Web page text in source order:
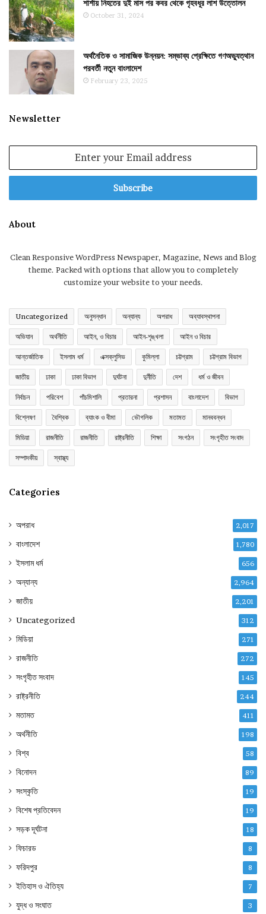
শার্শায় নিহতের দুই মাস পর কবর থেকে গৃহবধূর লাশ উত্তোলন
October 31, 2024
অর্থনৈতিক ও সামাজিক উন্নয়ন: সম্ভাব্য প্রেক্ষিতে গণঅভ্যুত্থান
পরবর্তী নতুন বাংলাদেশ
February 23, 2025
Newsletter
Email
About
Clean Responsive WordPress Newspaper, Magazine, News and Blog
theme. Packed with options that allow you to completely
customize your website to your needs.
Uncategorized অনুসন্ধান অন্যান্য অপরাধ অব্যাবস্থাপনা
অভিযান অর্থনীতি আইন, ও বিচার আইন-শৃঙ্খলা আইন ও বিচার
আন্তর্জাতিক ইসলাম ধর্ম এক্সক্লুসিভ কুমিল্লা চট্টগ্রাম চট্টগ্রাম বিভাগ
জাতীয় ঢাকা ঢাকা বিভাগ দুর্ঘটনা দুর্নীতি দেশ ধর্ম ও জীবন
নির্বাচন পরিবেশ পাঁচমিশালি প্রতারনা প্রশাসন বাংলাদেশ বিভাগ
বিশ্লেষণ বৈশ্বিক ব্যাংক ও বীমা ভৌগলিক মতামত মানববন্ধন
মিডিয়া রাজনীতি রাজনীতি রাষ্ট্রনীতি শিক্ষা সংগঠন সংগৃহীত সংবাদ
সম্পাদকীয় স্বাস্থ্য
Categories
অপরাধ 2,017
বাংলাদেশ 1,780
ইসলাম ধর্ম 656
অন্যান্য 2,964
জাতীয় 2,201
Uncategorized 312
মিডিয়া 271
রাজনীতি 272
সংগৃহীত সংবাদ 145
রাষ্ট্রনীতি 244
মতামত 411
অর্থনীতি 198
বিশ্ব 58
বিনোদন 89
সংস্কৃতি 19
বিশেষ প্রতিবেদন 19
সড়ক দূর্ঘটনা 18
ফিচারড 8
ফরিদপুর 8
ইতিহাস ও ঐতিহ্য 7
যুদ্ধ ও সংঘাত 3